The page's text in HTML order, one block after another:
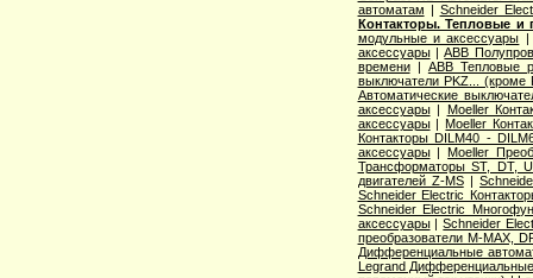
автоматам | Schneider
Контакторы. Тепловые и
модульные и аксессуары
аксессуары|ABB
времени| ABB Тепловые
выключатели PKZ... (кроме
Автоматические
аксессуары| Moeller
аксессуары|Moeller
Контакторы DILM40 -
аксессуары|Moeller
Трансформаторы ST, DT,
двигателей Z-MS|
Schneider Electric
Schneider Electric
аксессуары|Schneider
преобразователи M-MAX,
Дифференциальные
Legrand